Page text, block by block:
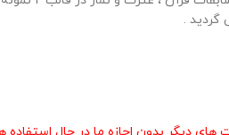
گردید .